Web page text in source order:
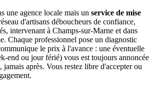
une agence locale mais un service de mise
d'artisans déboucheurs de confiance,
intervenant à Champs-sur-Marne et dans
Chaque professionnel pose un diagnostic
le prix à l'avance : une éventuelle
end ou jour férié) vous est toujours annoncée
jamais après. Vous restez libre d'accepter ou